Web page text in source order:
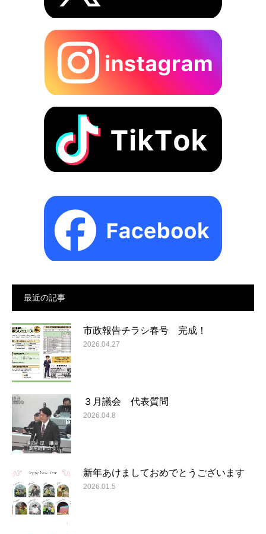
最近の記事
市政報告チラシ春号 完成！
2026.04.27
３月議会 代表質問
2026.04.8
新年あけましておめでとうございます
2026.01.5